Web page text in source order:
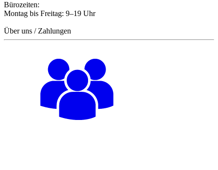
Bürozeiten:
Montag bis Freitag: 9–19 Uhr
Über uns / Zahlungen